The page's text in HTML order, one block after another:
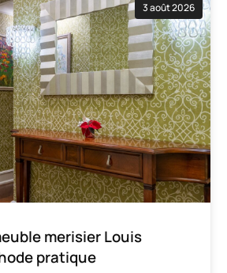
3 août 2026
merisier Louis
pratique